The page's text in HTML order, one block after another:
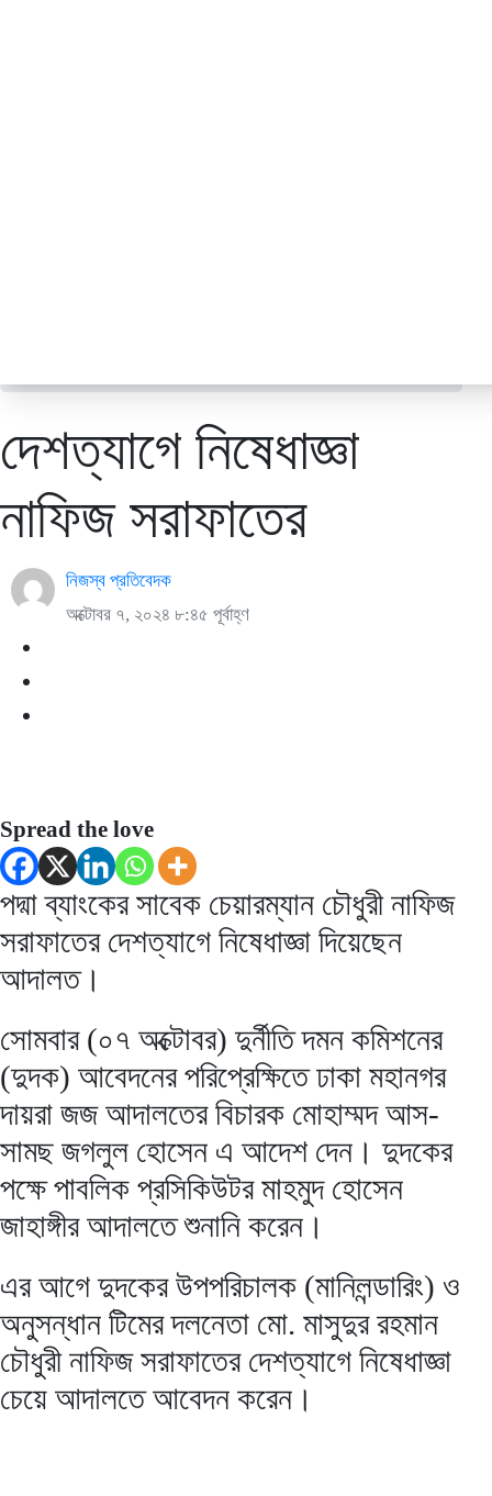
দেশত্যাগে নিষেধাজ্ঞা
নাফিজ সরাফাতের
নিজস্ব প্রতিবেদক
অক্টোবর ৭, ২০২৪ ৮:৪৫ পূর্বাহ্ণ
Spread the love
পদ্মা ব্যাংকের সাবেক চেয়ারম্যান চৌধুরী নাফিজ
সরাফাতের দেশত্যাগে নিষেধাজ্ঞা দিয়েছেন
আদালত।
সোমবার (০৭ অক্টোবর) দুর্নীতি দমন কমিশনের
(দুদক) আবেদনের পরিপ্রেক্ষিতে ঢাকা মহানগর
দায়রা জজ আদালতের বিচারক মোহাম্মদ আস-
সামছ জগলুল হোসেন এ আদেশ দেন। দুদকের
পক্ষে পাবলিক প্রসিকিউটর মাহমুদ হোসেন
জাহাঙ্গীর আদালতে শুনানি করেন।
এর আগে দুদকের উপপরিচালক (মানিলন্ডারিং) ও
অনুসন্ধান টিমের দলনেতা মো. মাসুদুর রহমান
চৌধুরী নাফিজ সরাফাতের দেশত্যাগে নিষেধাজ্ঞা
চেয়ে আদালতে আবেদন করেন।